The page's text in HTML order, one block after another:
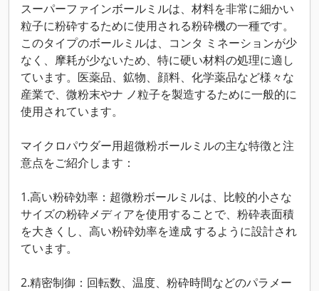
スーパーファインボールミルは、材料を非常に細かい
粒子に粉砕するために使用される粉砕機の一種です。
このタイプのボールミルは、コンタ ミネーションが少
なく、摩耗が少ないため、特に硬い材料の処理に適し
ています。医薬品、鉱物、顔料、化学薬品など様々な
産業で、微粉末やナ ノ粒子を製造するために一般的に
使用されています。
マイクロパウダー用超微粉ボールミルの主な特徴と注
意点をご紹介します：
1.高い粉砕効率：超微粉ボールミルは、比較的小さな
サイズの粉砕メディアを使用することで、粉砕表面積
を大きくし、高い粉砕効率を達成 するように設計され
ています。
2.精密制御：回転数、温度、粉砕時間などのパラメー